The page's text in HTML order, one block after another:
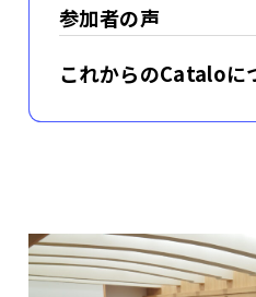
参加者の声
これからのCataloに